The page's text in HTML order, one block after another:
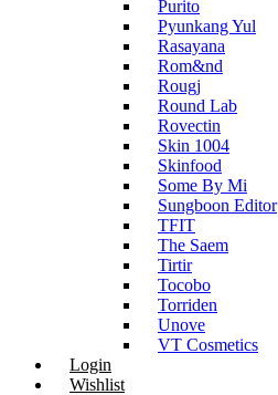
Purito
Pyunkang Yul
Rasayana
Rom&nd
Rougj
Round Lab
Rovectin
Skin 1004
Skinfood
Some By Mi
Sungboon Editor
TFIT
The Saem
Tirtir
Tocobo
Torriden
Unove
VT Cosmetics
Login
Wishlist